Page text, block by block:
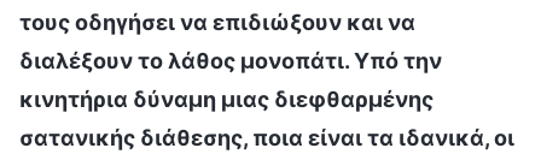
τους οδηγήσει να επιδιώξουν και να
διαλέξουν το λάθος μονοπάτι. Υπό την
κινητήρια δύναμη μιας διεφθαρμένης
σατανικής διάθεσης, ποια είναι τα ιδανικά, οι